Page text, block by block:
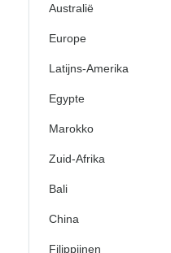
Australië
Europe
Latijns-Amerika
Egypte
Marokko
Zuid-Afrika
Bali
China
Filippijnen